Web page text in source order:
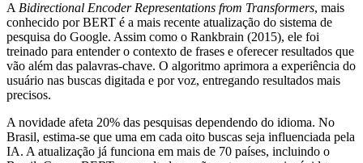
A Bidirectional Encoder Representations from Transformers, mais
conhecido por BERT é a mais recente atualização do sistema de
pesquisa do Google. Assim como o Rankbrain (2015), ele foi
treinado para entender o contexto de frases e oferecer resultados que
vão além das palavras-chave. O algoritmo aprimora a experiência do
usuário nas buscas digitada e por voz, entregando resultados mais
precisos.
A novidade afeta 20% das pesquisas dependendo do idioma. No
Brasil, estima-se que uma em cada oito buscas seja influenciada pela
IA. A atualização já funciona em mais de 70 países, incluindo o